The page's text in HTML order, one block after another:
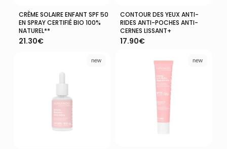
Ajouter Au Panier
CRÈME SOLAIRE ENFANT SPF 50
EN SPRAY CERTIFIÉ BIO 100%
NATUREL**
21.30€
Ajouter Au Panier
CONTOUR DES YEUX ANTI-
RIDES ANTI-POCHES ANTI-
CERNES LISSANT+
17.90€
new new